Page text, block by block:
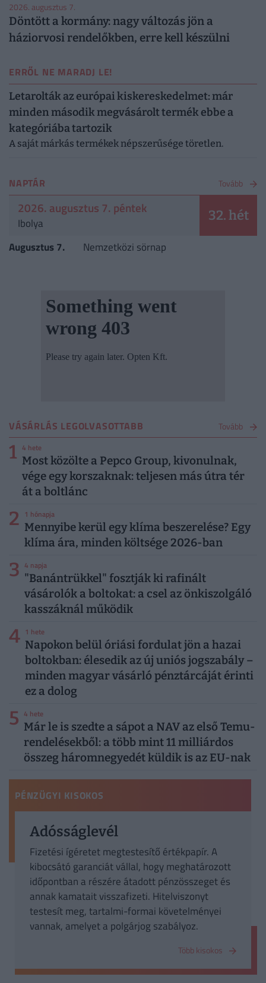
2026. augusztus 7.
Döntött a kormány: nagy változás jön a
háziorvosi rendelőkben, erre kell készülni
ERRŐL NE MARADJ LE!
Letarolták az európai kiskereskedelmet: már
minden második megvásárolt termék ebbe a
kategóriába tartozik
A saját márkás termékek népszerűsége töretlen.
NAPTÁR Tovább
2026. augusztus 7. péntek
Ibolya 32. hét
Augusztus 7. Nemzetközi sörnap
VÁSÁRLÁS LEGOLVASOTTABB Tovább
1 4 hete
Most közölte a Pepco Group, kivonulnak,
vége egy korszaknak: teljesen más útra tér
át a boltlánc
2 1 hónapja
Mennyibe kerül egy klíma beszerelése? Egy
klíma ára, minden költsége 2026-ban
3 4 napja
"Banántrükkel" fosztják ki rafinált
vásárolók a boltokat: a csel az önkiszolgáló
kasszáknál működik
4 1 hete
Napokon belül óriási fordulat jön a hazai
boltokban: élesedik az új uniós jogszabály –
minden magyar vásárló pénztárcáját érinti
ez a dolog
5 4 hete
Már le is szedte a sápot a NAV az első Temu-
rendelésekből: a több mint 11 milliárdos
összeg háromnegyedét küldik is az EU-nak
PÉNZÜGYI KISOKOS
Adósságlevél
Fizetési ígéretet megtestesítő értékpapír. A
kibocsátó garanciát vállal, hogy meghatározott
időpontban a részére átadott pénzösszeget és
annak kamatait visszafizeti. Hitelviszonyt
testesít meg, tartalmi-formai követelményei
vannak, amelyet a polgárjog szabályoz.
Több kisokos